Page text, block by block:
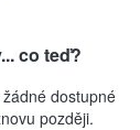
co teď?
dostupné
později.